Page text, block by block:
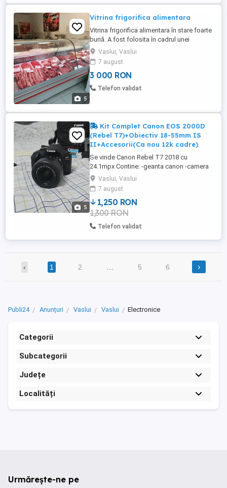
5
Vitrina frigorifica alimentara
Vitrina frigorifica alimentara în stare foarte
bună. A fost folosita în cadrul unei
macelarii dar întreținută corespunzător.
Vaslui, Vaslui
7 august
3 000 RON
Telefon validat
5
Kit Complet Canon EOS 2000D
(Rebel T7)+Obiectiv 18-55mm IS
II+Accesorii(Ca nou 12k cadre)
Se vinde Canon Rebel T7 2018 cu
24.1mpx Contine: -geanta canon -camera
plus obiectiv de 58mm IS ll -parasolar de
58mm -filtru cpl KnightX de 58mm -un
micro sd de 128gb -3 acumulatoare -2
incarcatoare pentru acumulatoare Camera
functioneaza foarte bine nu are absolut
nici o problema se vinde cu tot ...
Vaslui, Vaslui
7 august
1,250 RON
1,300 RON
Telefon validat
‹ 1 2 5 6 ›
Publi24 Anunțuri Vaslui Vaslui Electronice
Categorii
Subcategorii
Județe
Localități
Urmărește-ne pe